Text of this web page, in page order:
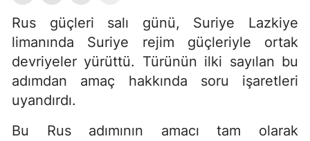
Rus güçleri salı günü, Suriye Lazkiye
limanında Suriye rejim güçleriyle ortak
devriyeler yürüttü. Türünün ilki sayılan bu
adımdan amaç hakkında soru işaretleri
uyandırdı.
Bu Rus adımının amacı tam olarak